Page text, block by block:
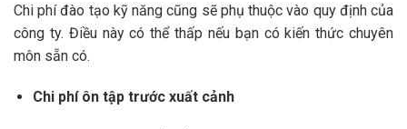
Chi phí đào tạo kỹ năng cũng sẽ phụ thuộc vào quy định của
công ty. Điều này có thể thấp nếu bạn có kiến thức chuyên
môn sẵn có.
Chi phí ôn tập trước xuất cảnh